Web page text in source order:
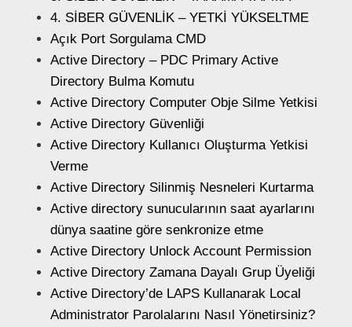
4. SİBER GÜVENLİK – YETKİ YÜKSELTME
Açık Port Sorgulama CMD
Active Directory – PDC Primary Active
Directory Bulma Komutu
Active Directory Computer Obje Silme Yetkisi
Active Directory Güvenliği
Active Directory Kullanıcı Oluşturma Yetkisi
Verme
Active Directory Silinmiş Nesneleri Kurtarma
Active directory sunucularının saat ayarlarını
dünya saatine göre senkronize etme
Active Directory Unlock Account Permission
Active Directory Zamana Dayalı Grup Üyeliği
Active Directory’de LAPS Kullanarak Local
Administrator Parolalarını Nasıl Yönetirsiniz?